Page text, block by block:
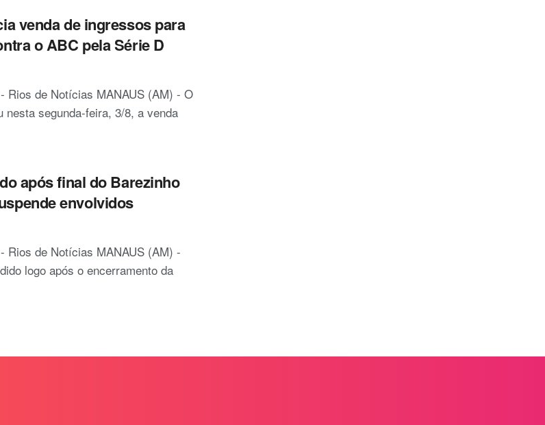
venda de ingressos para
o ABC pela Série D
Rios de Notícias MANAUS (AM) - O
nesta segunda-feira, 3/8, a venda
após final do Barezinho
envolvidos
Rios de Notícias MANAUS (AM) -
logo após o encerramento da